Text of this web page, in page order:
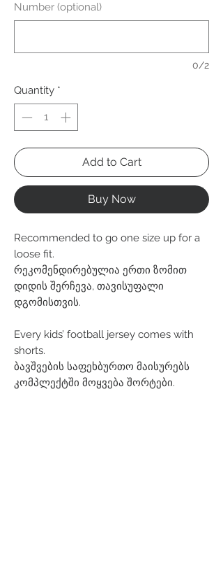
Number (optional)
0/2
Quantity *
Add to Cart
Buy Now
Recommended to go one size up for a
loose fit.
რეკომენდირებულია ერთი ზომით
დიდის შერჩევა, თავისუფალი
დგომისთვის.
Every kids’ football jersey comes with
shorts.
ბავშვების საფეხბურთო მაისურებს
კომპლექტში მოყვება შორტები.